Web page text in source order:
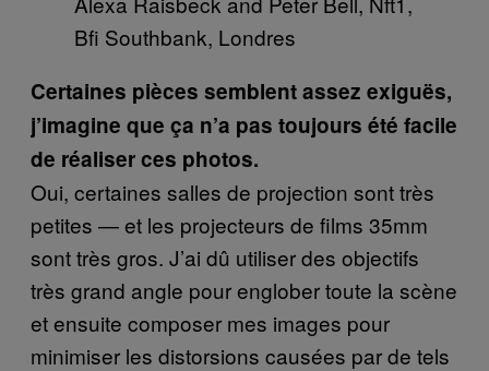
Bfi Southbank, Londres
Certaines pièces semblent assez exiguës,
j’imagine que ça n’a pas toujours été facile
de réaliser ces photos.
Oui, certaines salles de projection sont très
petites — et les projecteurs de films 35mm
sont très gros. J’ai dû utiliser des objectifs
très grand angle pour englober toute la scène
et ensuite composer mes images pour
minimiser les distorsions causées par de tels